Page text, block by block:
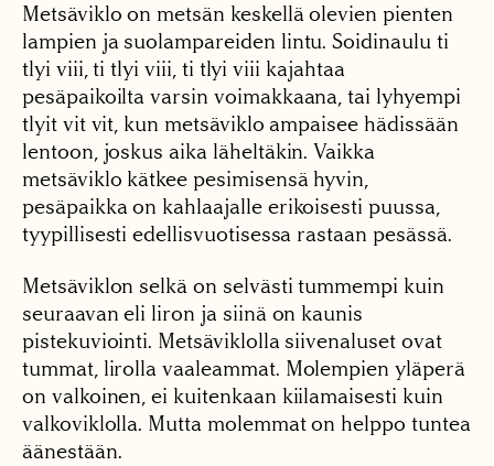
Metsäviklo on metsän keskellä olevien pienten
lampien ja suolampareiden lintu. Soidinaulu ti
tlyi viii, ti tlyi viii, ti tlyi viii kajahtaa
pesäpaikoilta varsin voimakkaana, tai lyhyempi
tlyit vit vit, kun metsäviklo ampaisee hädissään
lentoon, joskus aika läheltäkin. Vaikka
metsäviklo kätkee pesimisensä hyvin,
pesäpaikka on kahlaajalle erikoisesti puussa,
tyypillisesti edellisvuotisessa rastaan pesässä.
Metsäviklon selkä on selvästi tummempi kuin
seuraavan eli liron ja siinä on kaunis
pistekuviointi. Metsäviklolla siivenaluset ovat
tummat, lirolla vaaleammat. Molempien yläperä
on valkoinen, ei kuitenkaan kiilamaisesti kuin
valkoviklolla. Mutta molemmat on helppo tuntea
äänestään.